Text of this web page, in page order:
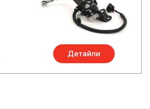
Детайли